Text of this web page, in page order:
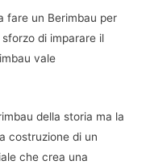
fare un Berimbau per
di imparare il
vale
della storia ma la
costruzione di un
che crea una